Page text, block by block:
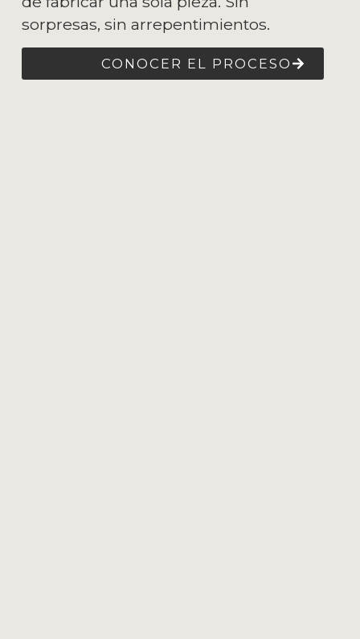
sorpresas, sin arrepentimientos.
CONOCER EL PROCESO